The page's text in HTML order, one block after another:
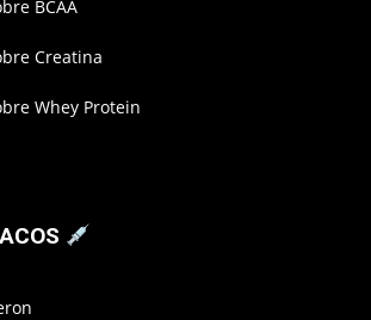
BCAA
Creatina
Whey Protein